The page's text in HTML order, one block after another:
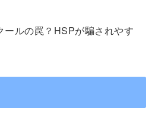
ールの罠？HSPが騙されやす